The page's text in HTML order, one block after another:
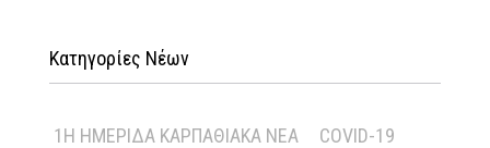
Κατηγορίες Νέων
1Η ΗΜΕΡΊΔΑ ΚΑΡΠΑΘΙΑΚΆ ΝΈΑ
COVID-19